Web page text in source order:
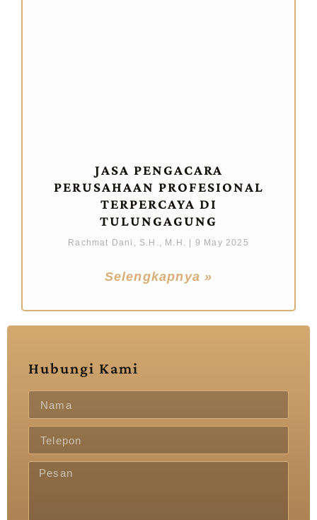
JASA PENGACARA
PERUSAHAAN PROFESIONAL
TERPERCAYA DI
TULUNGAGUNG
Rachmat Dani, S.H., M.H. 9 May 2025
Selengkapnya »
Hubungi Kami